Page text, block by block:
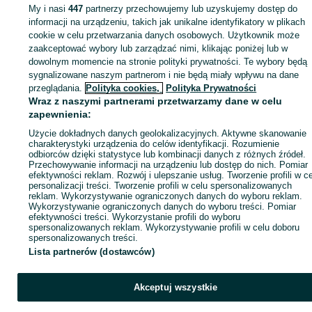
Zaloguj się lub załóż konto na OLX, aby skontaktować się z
sprzedającym
Zaloguj się / Załóż konto
My i nasi447 partnerzy przechowujemy lub uzyskujemy dostęp do
informacji na urządzeniu, takich jak unikalne identyfikatory w plikach
cookie w celu przetwarzania danych osobowych. Użytkownik może
zaakceptować wybory lub zarządzać nimi, klikając poniżej lub w
dowolnym momencie na stronie polityki prywatności. Te wybory będą
sygnalizowane naszym partnerom i nie będą miały wpływu na dane
przeglądania. Polityka cookies, Polityka Prywatności
Wraz z naszymi partnerami przetwarzamy dane w celu
zapewnienia:
Użycie dokładnych danych geolokalizacyjnych. Aktywne skanowanie
charakterystyki urządzenia do celów identyfikacji. Rozumienie
odbiorców dzięki statystyce lub kombinacji danych z różnych źródeł.
Przechowywanie informacji na urządzeniu lub dostęp do nich. Pomiar
efektywności reklam. Rozwój i ulepszanie usług. Tworzenie profili w
personalizacji treści. Tworzenie profili w celu spersonalizowanych
reklam. Wykorzystywanie ograniczonych danych do wyboru reklam.
Wykorzystywanie ograniczonych danych do wyboru treści. Pomiar
efektywności treści. Wykorzystanie profili do wyboru
spersonalizowanych reklam. Wykorzystywanie profili w celu doboru
spersonalizowanych treści.
Lista partnerów (dostawców)
Akceptuj wszystkie